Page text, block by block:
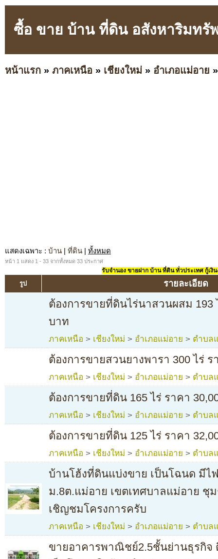
ซื้อ ขาย บ้าน ที่ดิน อสังหาริมทรั
หน้าแรก » ภาคเหนือ » เชียงใหม่ » อำเภอแม่อาย
แสดงเฉพาะ : บ้าน | ที่ดิน | ทั้งหมด
หน้า 1 แสดง 1 - 33 จากทั้งหมด 33 ประกาศ
รับจำนอง ขายฝาก บ้าน ที่ดิน ทั่วประเทศ กู้เงิ
รูป รายละเอียด
ต้องการขายที่ดินไร่นาสวนผสม 193
บาท
ภาคเหนือ > เชียงใหม่ > อำเภอแม่อาย > ตำบล
ต้องการขายสวนยางพารา 300 ไร่ ร
ภาคเหนือ > เชียงใหม่ > อำเภอแม่อาย > ตำบล
ต้องการขายที่ดิน 165 ไร่ ราคา
ภาคเหนือ > เชียงใหม่ > อำเภอแม่อาย > ตำบล
ต้องการขายที่ดิน 125 ไร่ ราคา
ภาคเหนือ > เชียงใหม่ > อำเภอแม่อาย > ตำบล
บ้านโฮ้งที่ดินแบ่งขาย เป็นโฉนด มีไ
ม.8ต.แม่อาย เขตเทศบาลแม่อาย ชุ
เชิญชมโครงการครับ
ภาคเหนือ > เชียงใหม่ > อำเภอแม่อาย > ตำบล
ขายอาคารพาณิชย์2.5ชั้นย่านธุรกิจ